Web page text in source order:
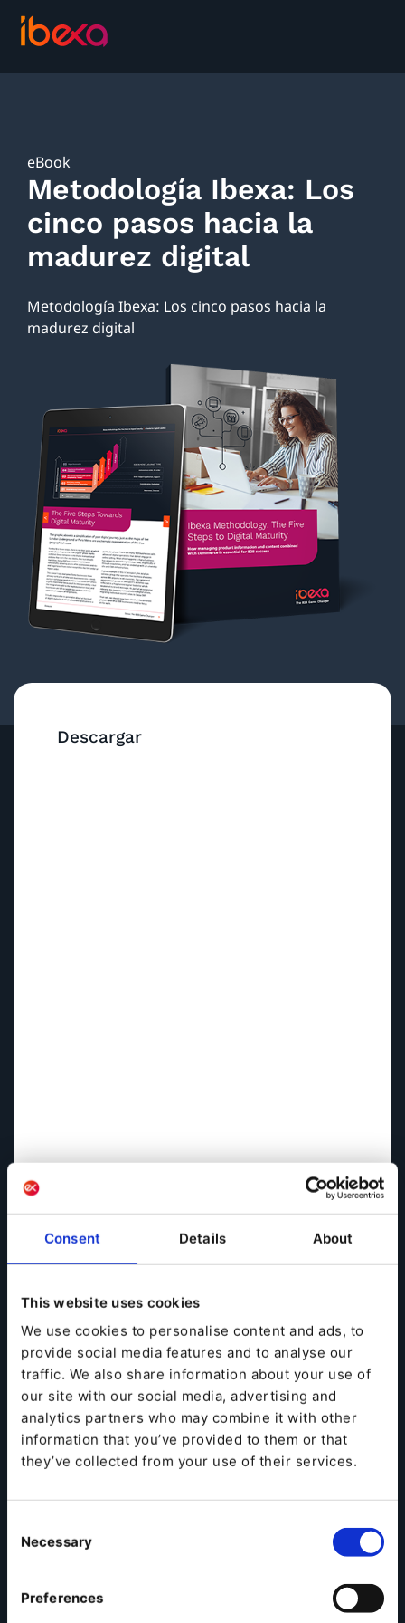
Consent Details About
This website uses cookies
We use cookies to personalise content and ads, to
provide social media features and to analyse our
traffic. We also share information about your use of
our site with our social media, advertising and
analytics partners who may combine it with other
information that you’ve provided to them or that
they’ve collected from your use of their services.
Selection
Necessary
Preferences
eBook
Metodología Ibexa: Los
cinco pasos hacia la
madurez digital
Metodología Ibexa: Los cinco pasos hacia la
madurez digital
“La venta en línea ha tenido mucho
B2B”.
Descargar